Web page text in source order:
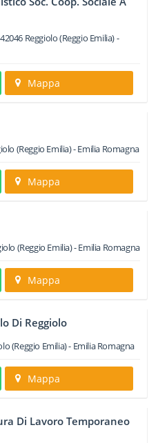
42046 Reggiolo(Reggio Emilia) -
Mappa
(Reggio Emilia) -Emilia Romagna
Mappa
(Reggio Emilia) -Emilia Romagna
Mappa
Di Reggiolo
(Reggio Emilia) - Emilia Romagna
Mappa
Di Lavoro Temporaneo